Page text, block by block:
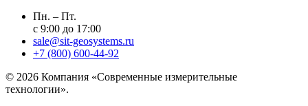
Пн. – Пт.
с 9:00 до 17:00
sale@sit-geosystems.ru
+7 (800) 600-44-92
© 2026 Компания «Современные измерительные
технологии».